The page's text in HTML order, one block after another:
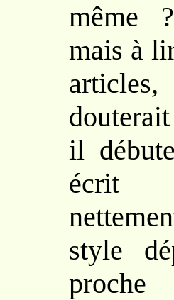
même
mais à
il
style
proche